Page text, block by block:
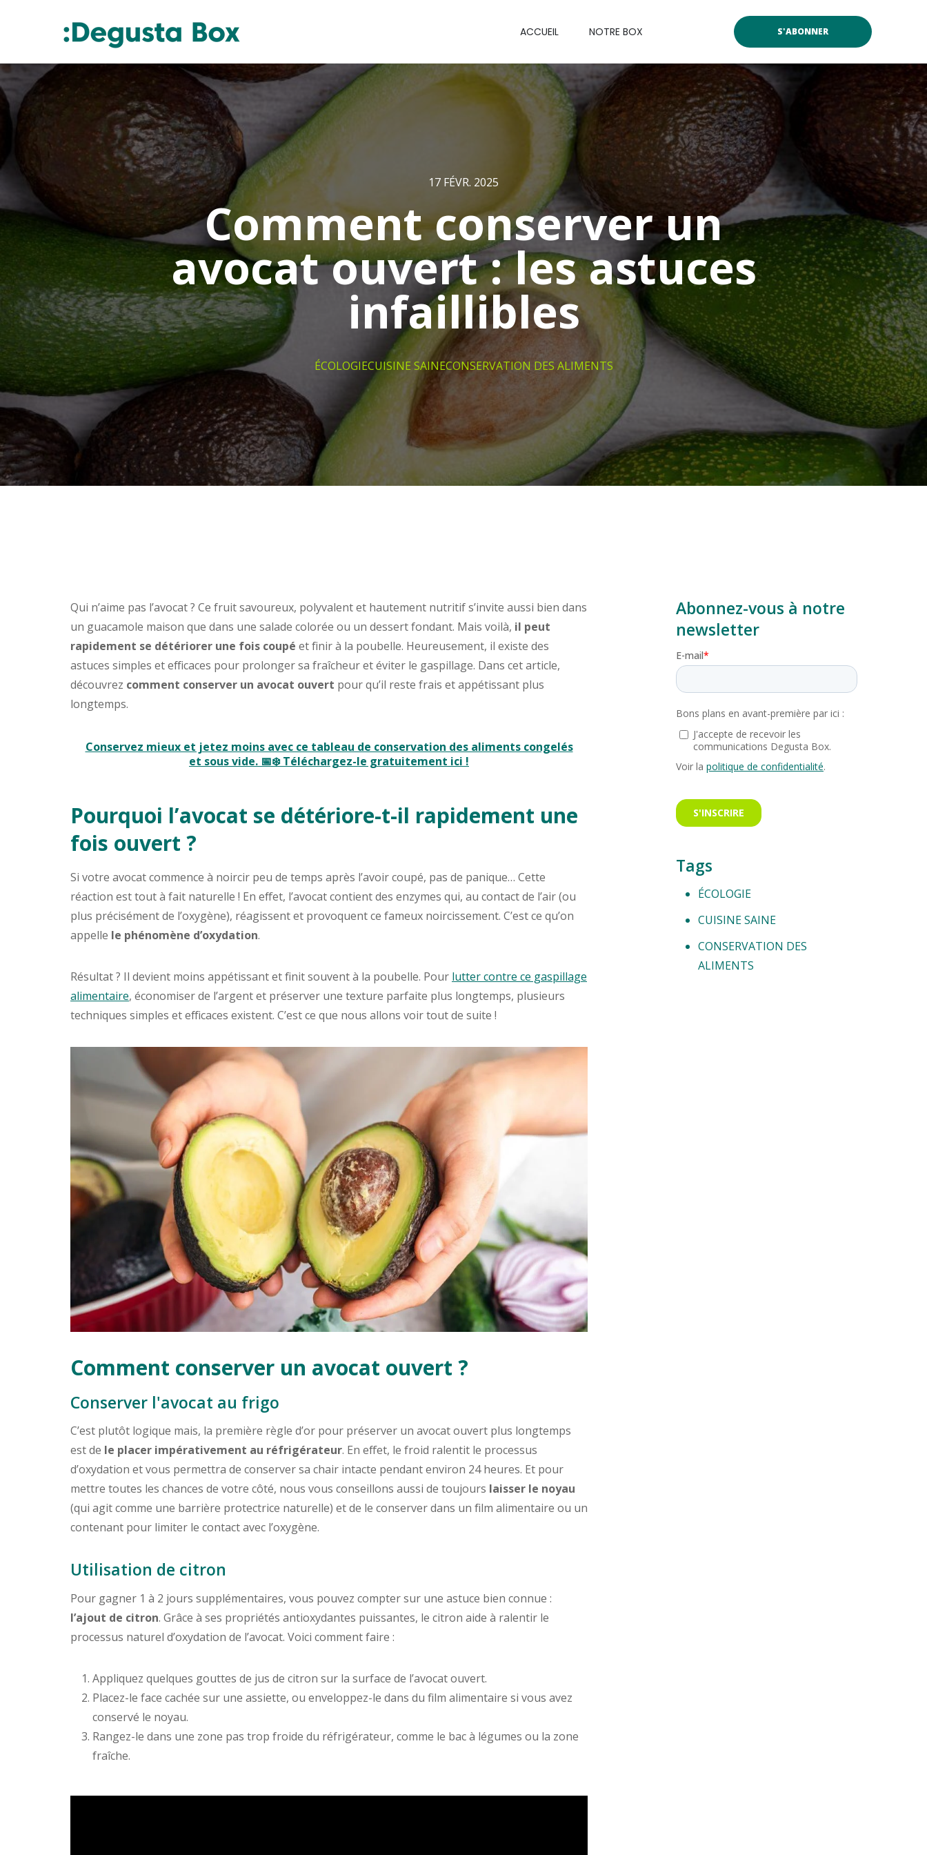
ACCUEIL NOTRE BOX S'ABONNER
17 FÉVR. 2025
Comment conserver un
avocat ouvert : les astuces
infaillibles
ÉCOLOGIECUISINE SAINECONSERVATION DES ALIMENTS
Qui n’aime pas l’avocat ? Ce fruit savoureux, polyvalent et hautement nutritif s’invite aussi bien dans
un guacamole maison que dans une salade colorée ou un dessert fondant. Mais voilà, il peut
rapidement se détériorer une fois coupé et finir à la poubelle. Heureusement, il existe des
astuces simples et efficaces pour prolonger sa fraîcheur et éviter le gaspillage. Dans cet article,
découvrez comment conserver un avocat ouvert pour qu’il reste frais et appétissant plus
longtemps.
Conservez mieux et jetez moins avec ce tableau de conservation des aliments congelés
et sous vide. 📅❄️ Téléchargez-le gratuitement ici !
Pourquoi l’avocat se détériore-t-il rapidement une
fois ouvert ?
Si votre avocat commence à noircir peu de temps après l’avoir coupé, pas de panique… Cette
réaction est tout à fait naturelle ! En effet, l’avocat contient des enzymes qui, au contact de l’air (ou
plus précisément de l’oxygène), réagissent et provoquent ce fameux noircissement. C’est ce qu’on
appelle le phénomène d’oxydation.
Résultat ? Il devient moins appétissant et finit souvent à la poubelle. Pour lutter contre ce gaspillage
alimentaire, économiser de l’argent et préserver une texture parfaite plus longtemps, plusieurs
techniques simples et efficaces existent. C’est ce que nous allons voir tout de suite !
Comment conserver un avocat ouvert ?
Conserver l'avocat au frigo
C’est plutôt logique mais, la première règle d’or pour préserver un avocat ouvert plus longtemps
est de le placer impérativement au réfrigérateur. En effet, le froid ralentit le processus
d’oxydation et vous permettra de conserver sa chair intacte pendant environ 24 heures. Et pour
mettre toutes les chances de votre côté, nous vous conseillons aussi de toujours laisser le noyau
(qui agit comme une barrière protectrice naturelle) et de le conserver dans un film alimentaire ou un
contenant pour limiter le contact avec l’oxygène.
Utilisation de citron
Pour gagner 1 à 2 jours supplémentaires, vous pouvez compter sur une astuce bien connue :
l’ajout de citron. Grâce à ses propriétés antioxydantes puissantes, le citron aide à ralentir le
processus naturel d’oxydation de l’avocat. Voici comment faire :
Appliquez quelques gouttes de jus de citron sur la surface de l’avocat ouvert.
Placez-le face cachée sur une assiette, ou enveloppez-le dans du film alimentaire si vous avez
conservé le noyau.
Rangez-le dans une zone pas trop froide du réfrigérateur, comme le bac à légumes ou la zone
fraîche.
Abonnez-vous à notre
newsletter
Tags
ÉCOLOGIE
CUISINE SAINE
CONSERVATION DES
ALIMENTS